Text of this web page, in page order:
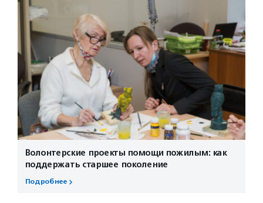
Волонтерские проекты помощи пожилым: как
поддержать старшее поколение
Подробнее